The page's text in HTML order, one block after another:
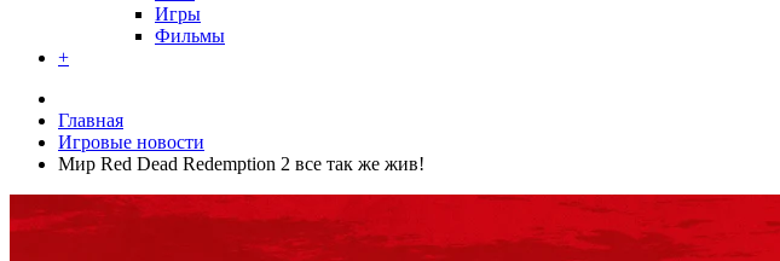
Игры
Фильмы
+
Главная
Игровые новости
Мир Red Dead Redemption 2 все так же жив!